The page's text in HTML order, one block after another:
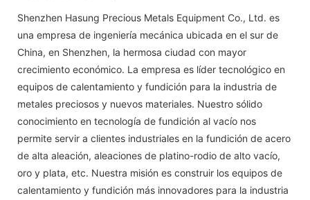
Shenzhen Hasung Precious Metals Equipment Co., Ltd. es
una empresa de ingeniería mecánica ubicada en el sur de
China, en Shenzhen, la hermosa ciudad con mayor
crecimiento económico. La empresa es líder tecnológico en
equipos de calentamiento y fundición para la industria de
metales preciosos y nuevos materiales. Nuestro sólido
conocimiento en tecnología de fundición al vacío nos
permite servir a clientes industriales en la fundición de acero
de alta aleación, aleaciones de platino-rodio de alto vacío,
oro y plata, etc. Nuestra misión es construir los equipos de
calentamiento y fundición más innovadores para la industria